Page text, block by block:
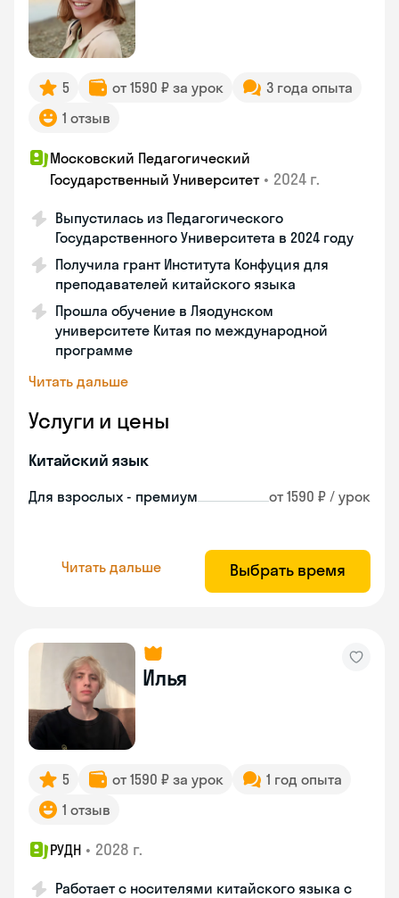
5 от 1590 ₽ за урок
3 года опыта
1 отзыв
Московский Педагогический
Государственный Университет • 2024 г.
Выпустилась из Педагогического
Государственного Университета в 2024 году
Получила грант Института Конфуция для
преподавателей китайского языка
Прошла обучение в Ляодунском
университете Китая по международной
программе
Читать дальше
Услуги и цены
Китайский язык
Для взрослых - премиум от 1590 ₽ / урок
Читать дальше Выбрать время
Илья
5 от 1590 ₽ за урок
1 год опыта
1 отзыв
РУДН • 2028 г.
Работает с носителями китайского языка с